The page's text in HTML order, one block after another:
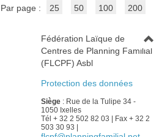
Par page :
25 50 100 200
Fédération Laïque de
Centres de Planning Familial
(FLCPF) Asbl
Protection des données
Siège: Rue de la Tulipe 34 -
1050 Ixelles
Tél + 32 2 502 82 03 | Fax + 32 2
503 30 93 |